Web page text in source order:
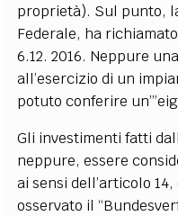
proprietà). Sul punto,
Federale, ha
6.12. 2016. Neppure
all’esercizio di un
potuto conferire
Gli investimenti fatti
neppure, essere
ai sensi dell’articolo
osservato il